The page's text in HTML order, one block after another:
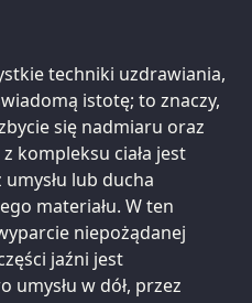
techniki uzdrawiania,
istotę; to znaczy,
się nadmiaru oraz
kompleksu ciała jest
lub ducha
materiału. W ten
niepożądanej
jaźni jest
umysłu w dół, przez